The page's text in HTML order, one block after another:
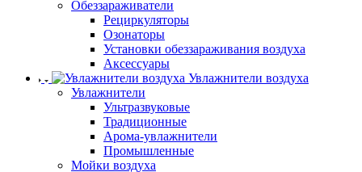
Обеззараживатели
Рециркуляторы
Озонаторы
Установки обеззараживания воздуха
Аксессуары
Увлажнители воздуха
Увлажнители
Ультразвуковые
Традиционные
Арома-увлажнители
Промышленные
Мойки воздуха